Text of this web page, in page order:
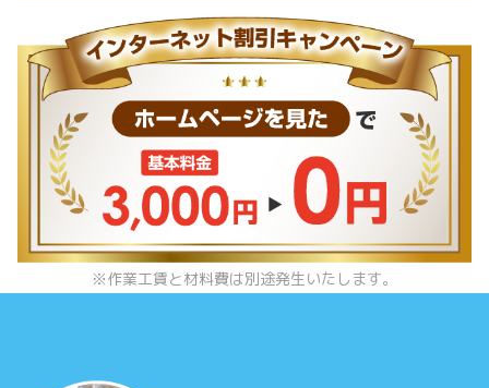
※作業工賃と材料費は別途発生いたします。